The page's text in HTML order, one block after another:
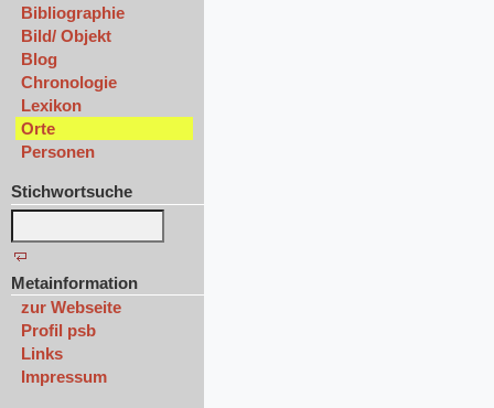
Bibliographie
Bild/ Objekt
Blog
Chronologie
Lexikon
Orte
Personen
Stichwortsuche
Metainformation
zur Webseite
Profil psb
Links
Impressum